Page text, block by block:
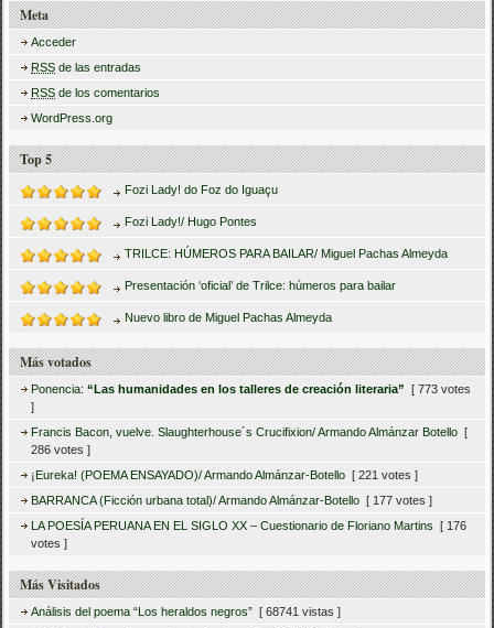
Meta
Acceder
RSS de las entradas
RSS de los comentarios
WordPress.org
Top 5
Fozi Lady! do Foz do Iguaçu
Fozi Lady!/ Hugo Pontes
TRILCE: HÚMEROS PARA BAILAR/ Miguel Pachas Almeyda
Presentación ‘oficial’ de Trilce: húmeros para bailar
Nuevo libro de Miguel Pachas Almeyda
Más votados
Ponencia:“Las humanidades en los talleres de creación literaria”
[ 773 votes
]
Francis Bacon, vuelve. Slaughterhouse´s Crucifixion/ Armando Almánzar Botello [
286 votes ]
¡Eureka! (POEMA ENSAYADO)/ Armando Almánzar-Botello [ 221 votes ]
BARRANCA (Ficción urbana total)/ Armando Almánzar-Botello [ 177 votes ]
LA POESÍA PERUANA EN EL SIGLO XX – Cuestionario de Floriano Martins
[ 176
votes ]
Más Visitados
Análisis del poema “Los heraldos negros” [ 68741 vistas ]